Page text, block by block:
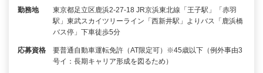
勤務地
東京都足立区鹿浜2-27-18 JR京浜東北線「王子駅」「赤羽
駅」東武スカイツリーライン「西新井駅」よりバス「鹿浜橋
バス停」下車徒歩5分
応募資格
要普通自動車運転免許（AT限定可）※45歳以下（例外事由3
号イ：長期キャリア形成を図るため）